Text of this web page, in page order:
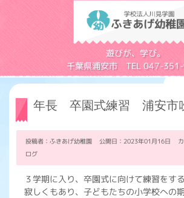
遊びが、学び。
千葉県浦安市 TEL 047-
年長 卒園式練習 浦安市
投稿者：ふきあげ幼稚園 公開日：2023年01月16日 カ
ログ
３学期に入り、卒園式に向けて練習をす
寂しくもあり、子どもたちの小学校への